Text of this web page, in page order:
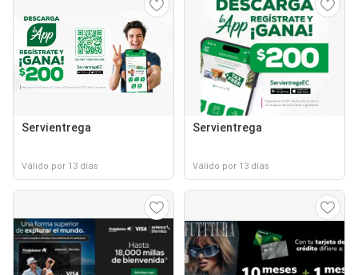
Servientrega
Válido por 13 días
Servientrega
Válido por 13 días